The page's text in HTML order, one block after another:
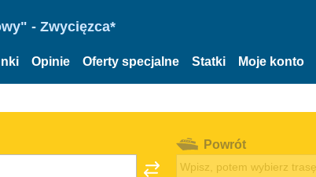
- Zwycięzca*
Opinie Oferty specjalne Statki Moje konto
Powrót